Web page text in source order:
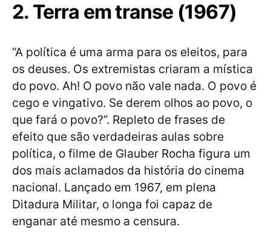
2. Terra em transe (1967)
“A política é uma arma para os eleitos, para
os deuses. Os extremistas criaram a mística
do povo. Ah! O povo não vale nada. O povo é
cego e vingativo. Se derem olhos ao povo, o
que fará o povo?”. Repleto de frases de
efeito que são verdadeiras aulas sobre
política, o filme de Glauber Rocha figura um
dos mais aclamados da história do cinema
nacional. Lançado em 1967, em plena
Ditadura Militar, o longa foi capaz de
enganar até mesmo a censura.